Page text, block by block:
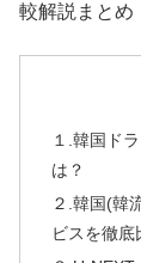
較解説まとめ
１.韓国ド
は？
２.韓国(韓
ビスを徹底